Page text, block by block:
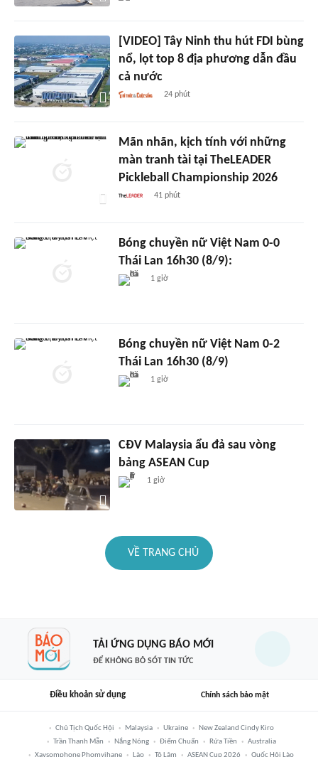
[VIDEO] Tây Ninh thu hút FDI bùng
nổ, lọt top 8 địa phương dẫn đầu
cả nước
24 phút
Mãn nhãn, kịch tính với những
màn tranh tài tại TheLEADER
Pickleball Championship 2026
41 phút
Bóng chuyền nữ Việt Nam 0-0
Thái Lan 16h30 (8/9):
1 giờ
Bóng chuyền nữ Việt Nam 0-2
Thái Lan 16h30 (8/9)
1 giờ
CĐV Malaysia ẩu đả sau vòng
bảng ASEAN Cup
1 giờ
VỀ TRANG CHỦ
TẢI ỨNG DỤNG BÁO MỚI
ĐỂ KHÔNG BỎ SÓT TIN TỨC
Điều khoản sử dụng Chính sách bảo mật
Chủ Tịch Quốc Hội Malaysia Ukraine
New Zealand Cindy Kiro
Trần Thanh Mẫn
Nắng Nóng Điểm Chuẩn Rửa Tiền
Australia
Xaysomphone Phomvihane
Lào Tô Lâm ASEAN Cup 2026 Quốc Hội Lào